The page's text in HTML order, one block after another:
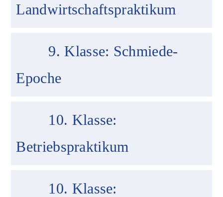
Landwirtschaftspraktikum
9. Klasse: Schmiede-
Epoche
10. Klasse:
Betriebspraktikum
10. Klasse: